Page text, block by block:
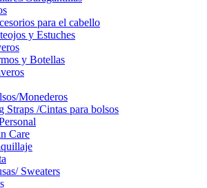
para el cabello
y Estuches
y Botellas
Monederos
Straps /Cintas para bolsos
Care
Sweaters